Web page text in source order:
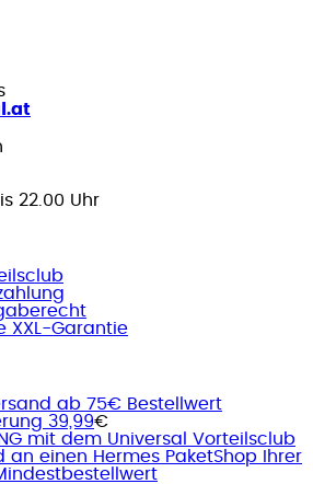
22.00 Uhr
XXL-Garantie
ab 75€ Bestellwert
39,99€
mit dem Universal Vorteilsclub
an einen Hermes PaketShop Ihrer